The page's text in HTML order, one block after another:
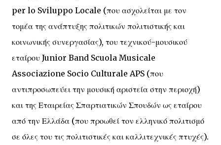
per lo Sviluppo Locale (που ασχολείται με τον
τομέα της ανάπτυξης πολιτικών πολιτιστικής και
κοινωνικής συνεργασίας), του τεχνικού-μουσικού
εταίρου Junior Band Scuola Musicale
Associazione Socio Culturale APS (που
αντιπροσωπεύει την μουσική αριστεία στην περιοχή)
και της Εταιρείας Σπαρτιατικών Σπουδών ως εταίρου
από την Ελλάδα (που προωθεί τον ελληνικό πολιτισμό
σε όλες του τις πολιτιστικές και καλλιτεχνικές πτυχές).